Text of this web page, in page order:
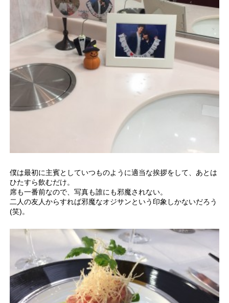
僕は最初に主賓としていつものように適当な挨拶をして、あとは
ひたすら飲むだけ。
席も一番前なので、写真も誰にも邪魔されない。
二人の友人からすれば邪魔なオジサンという印象しかないだろう
(笑)。